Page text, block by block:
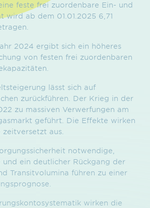
feste frei zuordenbare Ein- und
wird ab dem 01.01.2025 6,71
2024 ergibt sich ein höheres
von festen frei zuordenbaren
lässt sich auf
zurückführen. Der Krieg in der
zu massiven Verwerfungen am
geführt. Die Effekte wirken
aus.
notwendige,
und ein deutlicher Rückgang der
Transitvolumina führen zu einer
wirken die